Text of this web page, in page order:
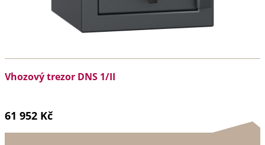
Vhozový trezor DNS 1/II
61 952 Kč